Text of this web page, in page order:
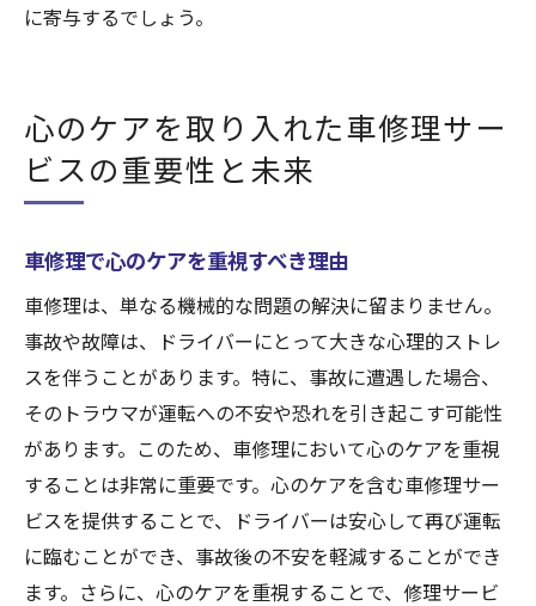
に寄与するでしょう。
心のケアを取り入れた車修理サー
ビスの重要性と未来
車修理で心のケアを重視すべき理由
車修理は、単なる機械的な問題の解決に留まりません。
事故や故障は、ドライバーにとって大きな心理的ストレ
スを伴うことがあります。特に、事故に遭遇した場合、
そのトラウマが運転への不安や恐れを引き起こす可能性
があります。このため、車修理において心のケアを重視
することは非常に重要です。心のケアを含む車修理サー
ビスを提供することで、ドライバーは安心して再び運転
に臨むことができ、事故後の不安を軽減することができ
ます。さらに、心のケアを重視することで、修理サービ